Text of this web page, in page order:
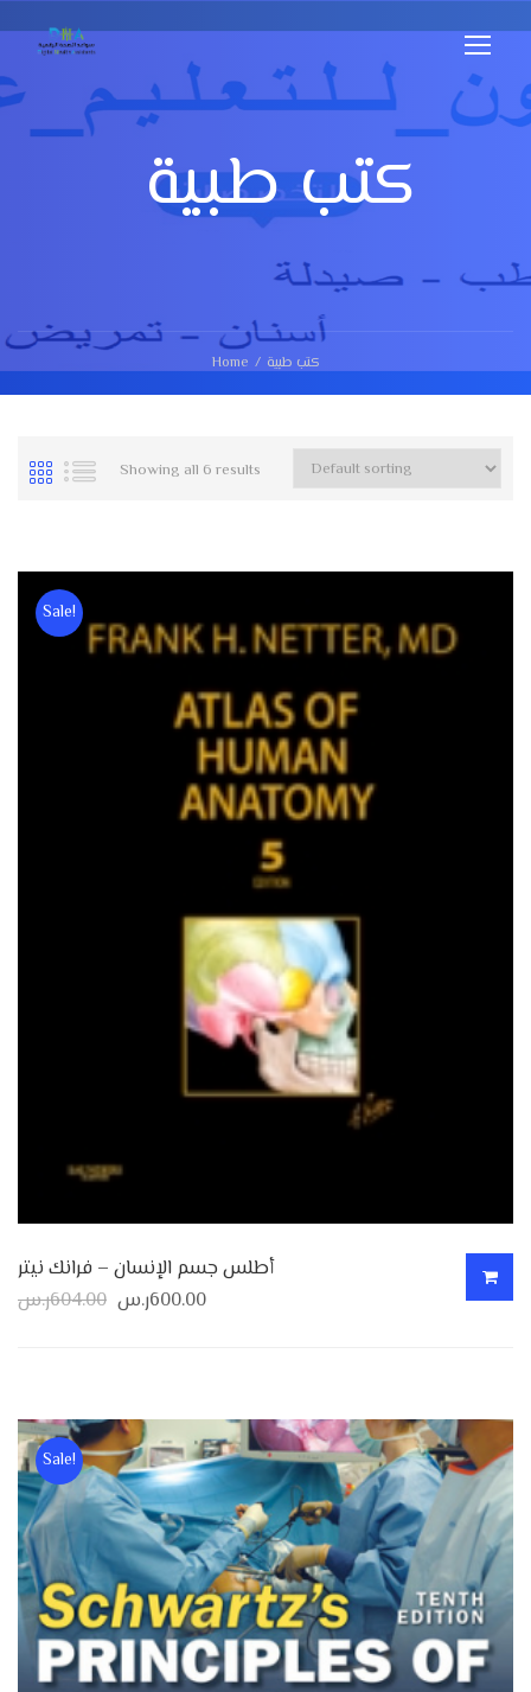
كتب طبية
Home كتب طبية
Showing all 6 results
Sale!
أطلس جسم الإنسان – فرانك نيتر
604.00ر.س 600.00ر.س
Sale!